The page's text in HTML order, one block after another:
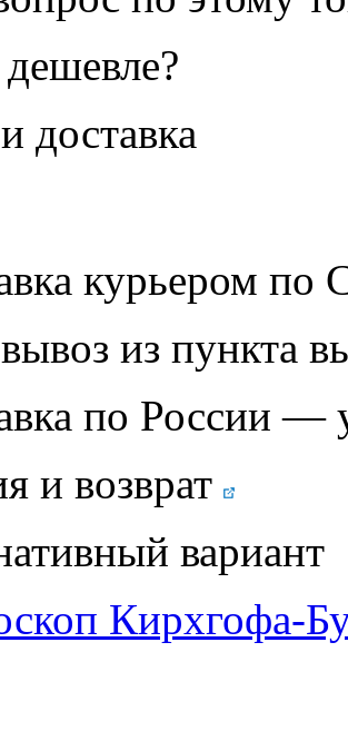
доставка
курьером
из пункта
по России —
и возврат
вариант
Кирхгофа-